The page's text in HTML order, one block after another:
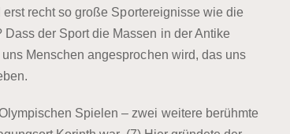
recht so große Sportereignisse wie die
der Sport die Massen in der Antike
Menschen angesprochen wird, das uns
Spielen – zwei weitere berühmte